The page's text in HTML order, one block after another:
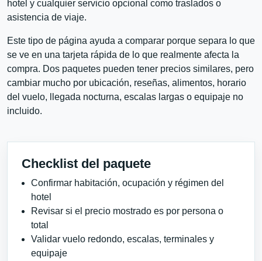
hotel y cualquier servicio opcional como traslados o
asistencia de viaje.
Este tipo de página ayuda a comparar porque separa lo que
se ve en una tarjeta rápida de lo que realmente afecta la
compra. Dos paquetes pueden tener precios similares, pero
cambiar mucho por ubicación, reseñas, alimentos, horario
del vuelo, llegada nocturna, escalas largas o equipaje no
incluido.
Checklist del paquete
Confirmar habitación, ocupación y régimen del
hotel
Revisar si el precio mostrado es por persona o
total
Validar vuelo redondo, escalas, terminales y
equipaje